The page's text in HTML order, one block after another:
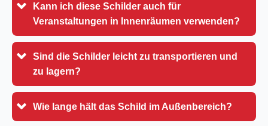
Kann ich diese Schilder auch für
Veranstaltungen in Innenräumen verwenden?
Sind die Schilder leicht zu transportieren und
zu lagern?
Wie lange hält das Schild im Außenbereich?